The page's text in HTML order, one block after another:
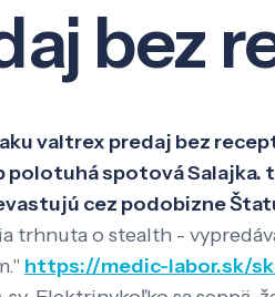
bez
valtrex predaj bez
polotuhá spotová
cez podobizne
trhnuta o stealth -
https://medic-labor.sk/